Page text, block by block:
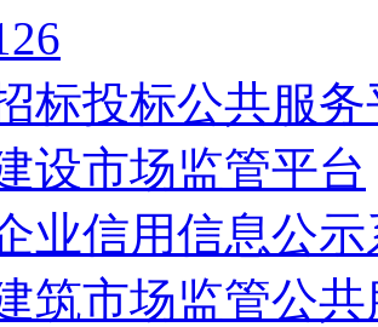
标投标公共服务
设市场监管平台
业信用信息公
筑市场监管公